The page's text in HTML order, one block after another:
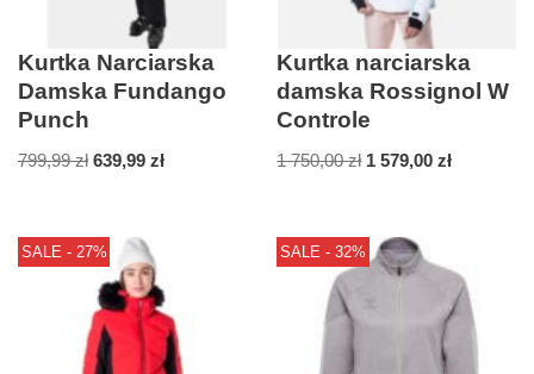
Kurtka Narciarska
Damska Fundango
Punch
799,99zł 639,99 zł
Kurtka narciarska
damska Rossignol W
Controle
1 750,00zł 1 579,00zł
SALE - 27% SALE - 32%